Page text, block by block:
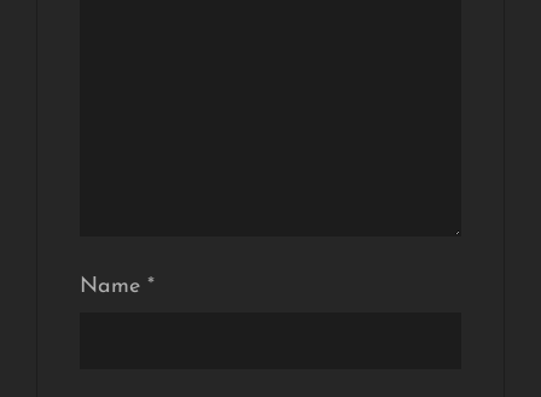
Name *